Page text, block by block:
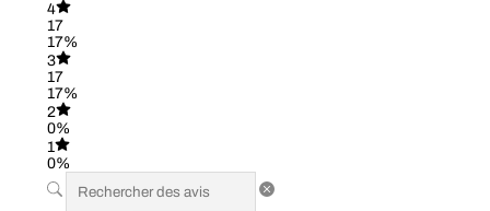
4
17
17%
3
17
17%
2
0%
1
0%